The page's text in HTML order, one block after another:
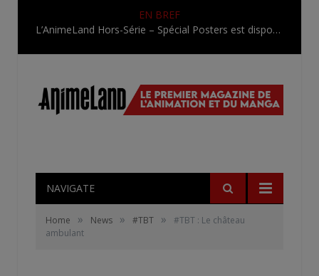
EN BREF
L’AnimeLand Hors-Série – Spécial Posters est disponible !
NAVIGATE
Home » News » #TBT »
#TBT : Le château
ambulant